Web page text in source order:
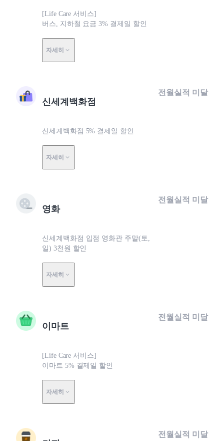
[Life Care 서비스]
버스, 지하철 요금 3% 결제일 할인
자세히
신세계백화점
신세계백화점 5% 결제일 할인
자세히
전월실적 미달
영화
신세계백화점 입점 영화관 주말(토,
일) 3천원 할인
자세히
전월실적 미달
이마트
[Life Care 서비스]
이마트 5% 결제일 할인
자세히
전월실적 미달
전월실적 미달